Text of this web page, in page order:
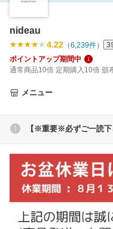
nideau
4.22 （6,239件）
ポイントアップ期間中
通常商品10倍 定期購入10倍 頒
メニュー
【※重要※必ずご一読